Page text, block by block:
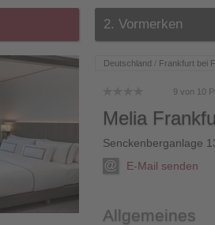
2. Vormerken
Deutschland / Frankfurt bei
9 von 10
Melia
Senckenberganlage
E-Mail senden
Allgemeines